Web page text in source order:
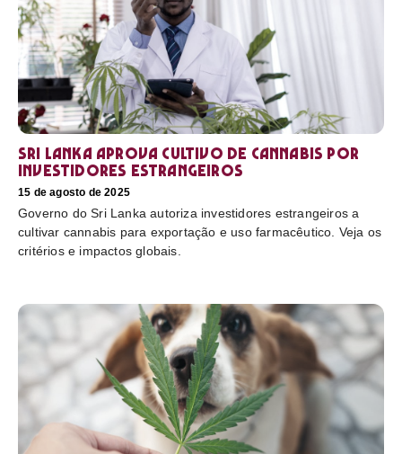
Sri Lanka aprova cultivo de cannabis por
investidores estrangeiros
15 de agosto de 2025
Governo do Sri Lanka autoriza investidores estrangeiros a
cultivar cannabis para exportação e uso farmacêutico. Veja os
critérios e impactos globais.